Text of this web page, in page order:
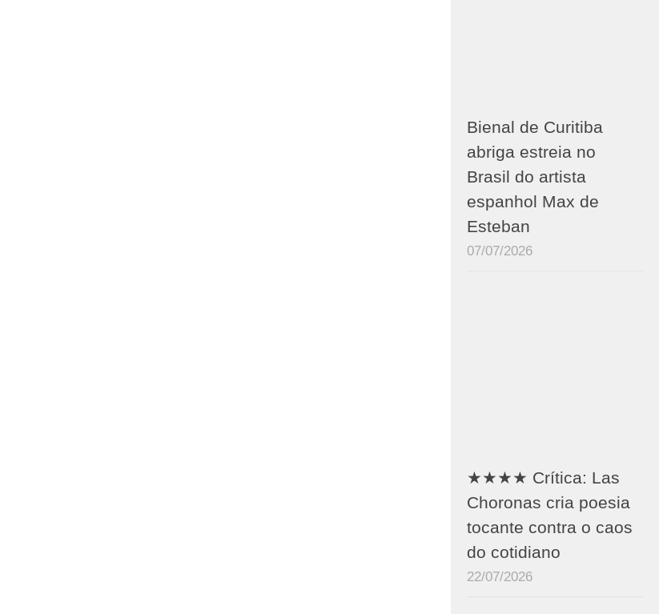
Bienal de Curitiba
abriga estreia no
Brasil do artista
espanhol Max de
Esteban
07/07/2026
★★★★ Crítica: Las
Choronas cria poesia
tocante contra o caos
do cotidiano
22/07/2026